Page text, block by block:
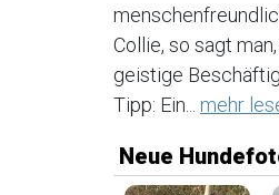
Collie, so sagt
geistige
Tipp: Ein... mehr
Neue